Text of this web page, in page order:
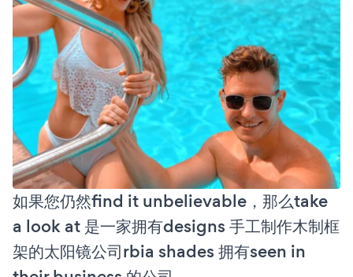
如果您仍然find it unbelievable，那么take
a look at 是一家拥有designs 手工制作木制框
架的太阳镜公司rbia shades 拥有seen in